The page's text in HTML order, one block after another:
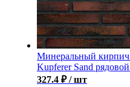
Минеральный кирпич
Kupferer Sand
327.4 ₽ / шт